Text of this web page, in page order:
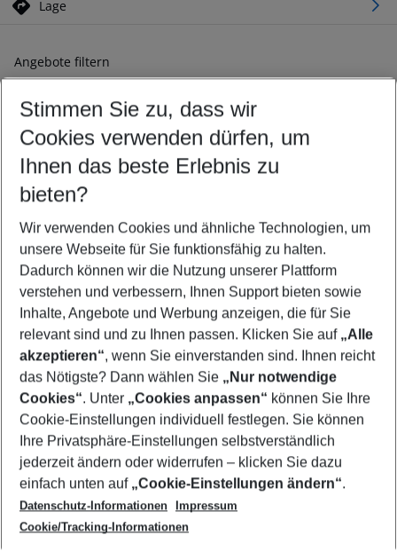
Lage
Angebote filtern
Ändern Sie Ihre Kriterien nach Ihren Wünschen
Abflughafen wählen
Beliebiger Abflughafen
Reisezeitraum wählen
08.08.26– 06.08.27 5-8 Nächte
2 Erwachsene Keine Kinder
Mehr Filter anzeigen
Footer
Footer navigation
Über uns
AGB
Cookie-Einstellungen ändern
Cookie-Richtlinie
Datenschutz
Service & Hilfe
Barrierefreies Reisen
Check-in
Folgen Sie uns
Stimmen Sie zu, dass wir
Cookies verwenden dürfen, um
Ihnen das beste Erlebnis zu
bieten?
Wir verwenden Cookies und ähnliche Technologien, um
unsere Webseite für Sie funktionsfähig zu halten.
Dadurch können wir die Nutzung unserer Plattform
verstehen und verbessern, Ihnen Support bieten sowie
Inhalte, Angebote und Werbung anzeigen, die für Sie
relevant sind und zu Ihnen passen. Klicken Sie auf „Alle
akzeptieren“, wenn Sie einverstanden sind. Ihnen reicht
das Nötigste? Dann wählen Sie „Nur notwendige
Cookies“. Unter „Cookies anpassen“ können Sie Ihre
Cookie-Einstellungen individuell festlegen. Sie können
Ihre Privatsphäre-Einstellungen selbstverständlich
jederzeit ändern oder widerrufen – klicken Sie dazu
einfach unten auf „Cookie-Einstellungen ändern“.
Datenschutz-Informationen
Impressum
Cookie/Tracking-Informationen